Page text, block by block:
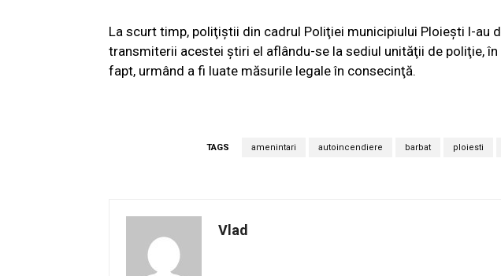
La scurt timp, poliţiştii din cadrul Poliţiei municipiului Ploieşti l-au
transmiterii acestei ştiri el aflându-se la sediul unităţii de poliţie,
fapt, urmând a fi luate măsurile legale în consecinţă.
TAGS amenintari autoincendiere barbat ploiesti
Vlad